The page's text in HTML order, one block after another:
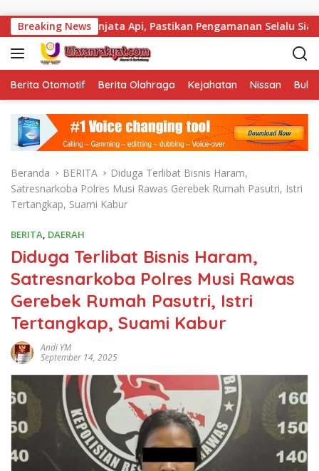
Breaking News
Api, Pastikan Pengamanan Selalu Siaga 24 Jam
Berita Otomotif Berita Olahraga Kejahatan Nissan
Beranda BERITA
Diduga Terlibat Bisnis Haram,
Satresnarkoba Polres Musi Rawas Gerebek Rumah Pasutri, Istri
Tertangkap, Suami Kabur
BERITA, DAERAH
Diduga Terlibat Bisnis Haram,
Satresnarkoba Polres Musi Rawas
Gerebek Rumah Pasutri, Istri
Tertangkap, Suami Kabur
Andi YM
September 14, 2025